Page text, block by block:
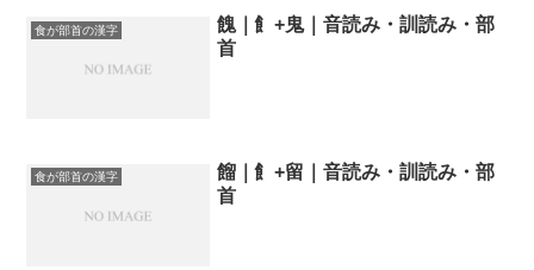
食が部首の漢字
餽｜飠+鬼｜音読み・訓読み・部
首
食が部首の漢字
餾｜飠+留｜音読み・訓読み・部
首